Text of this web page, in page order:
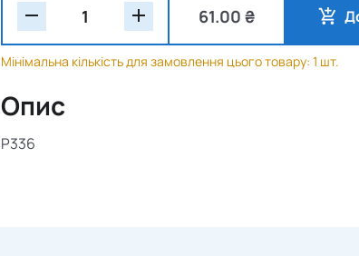
61.00 ₴
Мінімальна кількість для замовлення цього товару: 1 шт.
Опис
P336